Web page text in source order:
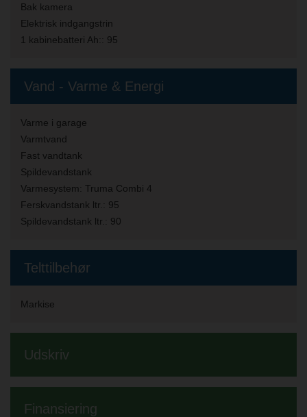
Bak kamera
Elektrisk indgangstrin
1 kabinebatteri Ah:: 95
Vand - Varme & Energi
Varme i garage
Varmtvand
Fast vandtank
Spildevandstank
Varmesystem: Truma Combi 4
Ferskvandstank ltr.: 95
Spildevandstank ltr.: 90
Telttilbehør
Markise
Udskriv
Finansiering